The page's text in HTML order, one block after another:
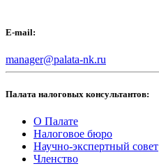
E-mail:
manager@palata-nk.ru
Палата налоговых консультантов:
О Палате
Налоговое бюро
Научно-экспертный совет
Членство